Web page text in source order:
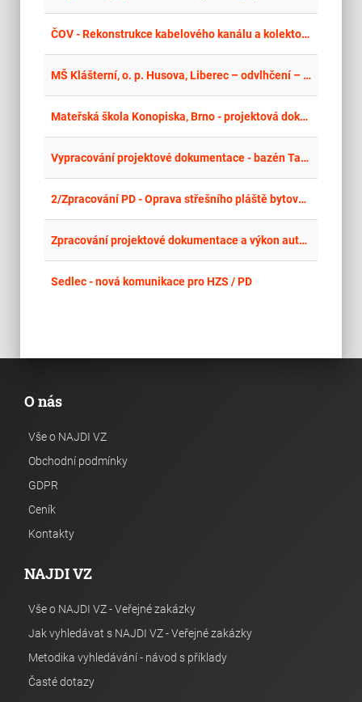
ČOV - Rekonstrukce kabelového kanálu a kolektoru - projekční práce - 2. vyhlášení
MŠ Klášterní, o. p. Husova, Liberec – odvlhčení – projektová příprava
Mateřská škola Konopiska, Brno - projektová dokumentace
Vypracování projektové dokumentace - bazén Tachov – opakované řízení
2/Zpracování PD - Oprava střešního pláště bytového domu č.p. 1411, ul. Průchod, Děčín I
Zpracování projektové dokumentace a výkon autorského dozoru pro výstavbu bytového domu Francouzská 61
Sedlec - nová komunikace pro HZS / PD
O nás
Vše o NAJDI VZ
Obchodní podmínky
GDPR
Ceník
Kontakty
NAJDI VZ
Vše o NAJDI VZ - Veřejné zakázky
Jak vyhledávat s NAJDI VZ - Veřejné zakázky
Metodika vyhledávání - návod s příklady
Časté dotazy